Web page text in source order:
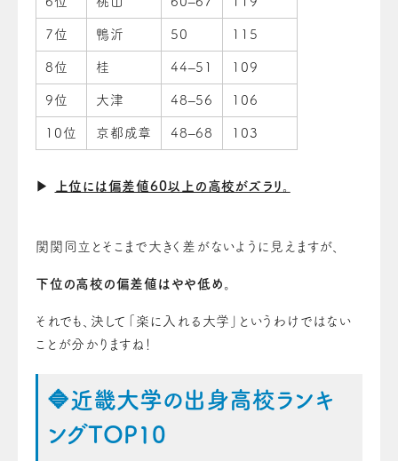
7位 鴨沂 50 115
8位 桂 44–51 109
9位 大津 48–56 106
10位 京都成章 48–68 103
▶ 上位には偏差値60以上の高校がズラリ。
関関同立とそこまで大きく差がないように見えますが、
下位の高校の偏差値はやや低め 。
それでも、決して「楽に入れる大学」というわけではない
ことが分かりますね！
🔷近畿大学の出身高校ランキ
ングTOP10